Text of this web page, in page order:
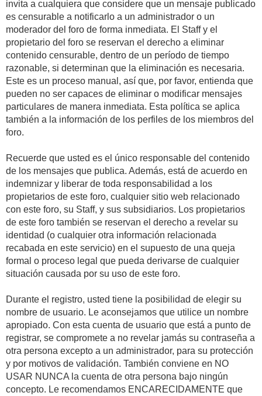
invita a cualquiera que considere que un mensaje publicado
es censurable a notificarlo a un administrador o un
moderador del foro de forma inmediata. El Staff y el
propietario del foro se reservan el derecho a eliminar
contenido censurable, dentro de un período de tiempo
razonable, si determinan que la eliminación es necesaria.
Este es un proceso manual, así que, por favor, entienda que
pueden no ser capaces de eliminar o modificar mensajes
particulares de manera inmediata. Esta política se aplica
también a la información de los perfiles de los miembros del
foro.
Recuerde que usted es el único responsable del contenido
de los mensajes que publica. Además, está de acuerdo en
indemnizar y liberar de toda responsabilidad a los
propietarios de este foro, cualquier sitio web relacionado
con este foro, su Staff, y sus subsidiarios. Los propietarios
de este foro también se reservan el derecho a revelar su
identidad (o cualquier otra información relacionada
recabada en este servicio) en el supuesto de una queja
formal o proceso legal que pueda derivarse de cualquier
situación causada por su uso de este foro.
Durante el registro, usted tiene la posibilidad de elegir su
nombre de usuario. Le aconsejamos que utilice un nombre
apropiado. Con esta cuenta de usuario que está a punto de
registrar, se compromete a no revelar jamás su contraseña a
otra persona excepto a un administrador, para su protección
y por motivos de validación. También conviene en NO
USAR NUNCA la cuenta de otra persona bajo ningún
concepto. Le recomendamos ENCARECIDAMENTE que